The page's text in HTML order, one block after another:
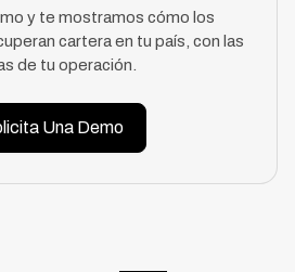
y te mostramos cómo los
cartera en tu país, con las
de tu operación.
Una Demo